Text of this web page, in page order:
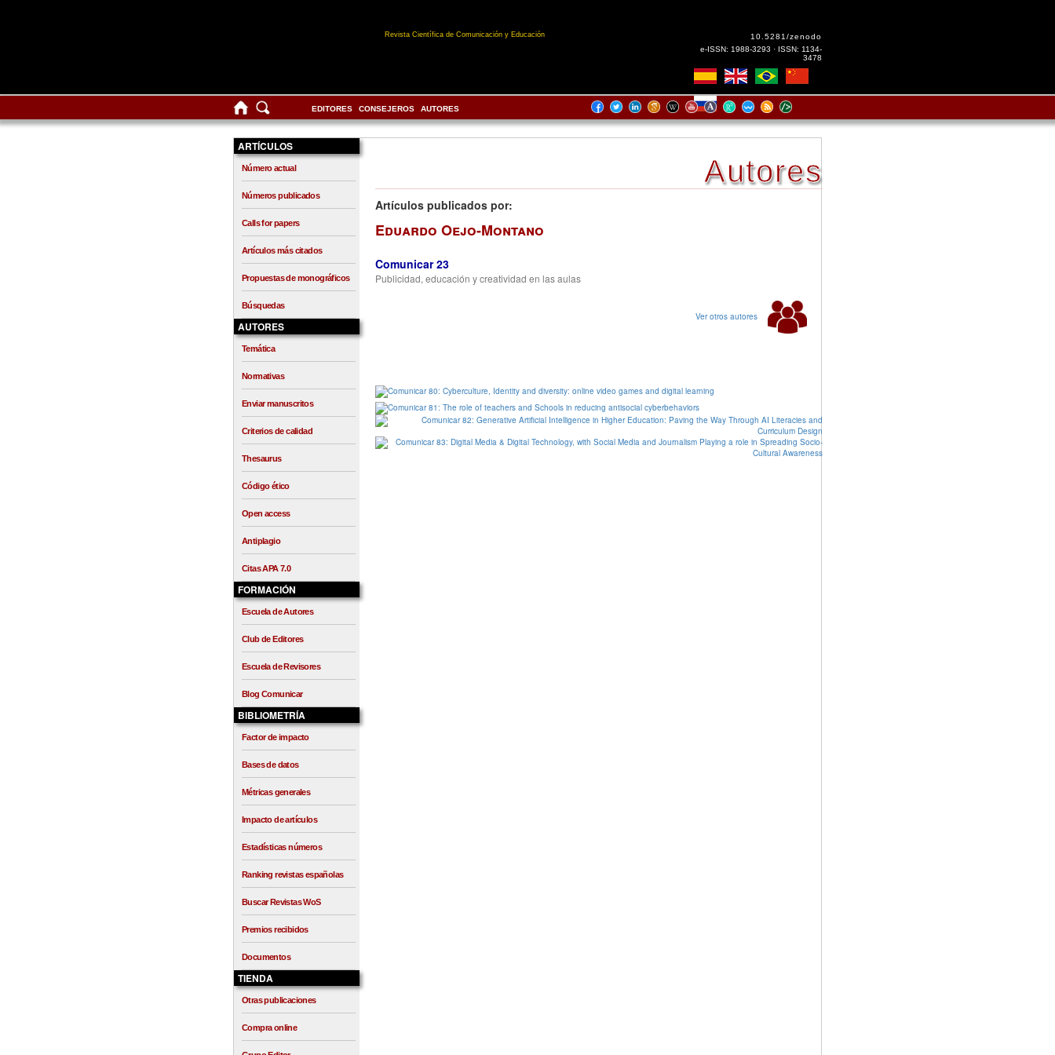
Revista Científica de Comunicación y Educación
10.5281/zenodo
e-ISSN: 1988-3293 · ISSN: 1134-
3478
EDITORES CONSEJEROS AUTORES
ARTÍCULOS
Número actual
Números publicados
Calls for papers
Artículos más citados
Propuestas de monográficos
Búsquedas
AUTORES
Temática
Normativas
Enviar manuscritos
Criterios de calidad
Thesaurus
Código ético
Open access
Antiplagio
Citas APA 7.0
FORMACIÓN
Escuela de Autores
Club de Editores
Escuela de Revisores
Blog Comunicar
BIBLIOMETRÍA
Factor de impacto
Bases de datos
Métricas generales
Impacto de artículos
Estadísticas números
Ranking revistas españolas
Buscar Revistas WoS
Premios recibidos
Documentos
TIENDA
Otras publicaciones
Compra online
Autores
Artículos publicados por:
Eduardo Oejo-Montano
Comunicar 23
Publicidad, educación y creatividad en las aulas
Ver otros autores